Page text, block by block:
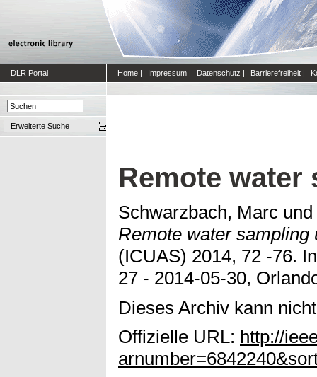
DLR Portal Home | Impressum | Datenschutz | Barrierefreiheit |
Erweiterte Suche
Remote
Schwarzbach, Marc und
Remote water sampling
(ICUAS) 2014, 72 -76.
27 - 2014-05-30,
Dieses Archiv kann
Offizielle URL: http://